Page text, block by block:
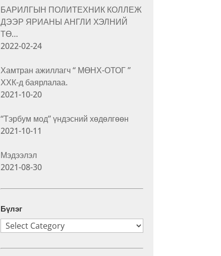
БАРИЛГЫН ПОЛИТЕХНИК КОЛЛЕЖ
ДЭЭР ЯРИАНЫ АНГЛИ ХЭЛНИЙ
ТӨ…
2022-02-24
Хамтран ажиллагч “ МӨНХ-ОТОГ ”
ХХК-д баярлалаа.
2021-10-20
“Тэрбум мод” үндэсний хөдөлгөөн
2021-10-11
Мэдээлэл
2021-08-30
Бүлэг
Бүлэг